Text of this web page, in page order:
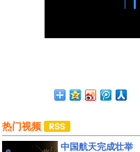
热门视频
中国航天完成壮举